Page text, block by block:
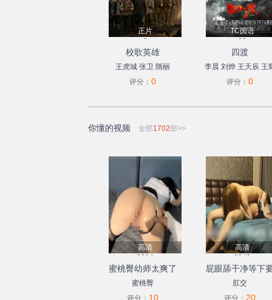
正片
0
校歌英雄
王虎城 张卫 隋丽
评分： 0
TC国语
80
四渡
李晨 刘烨 王天辰 王
许魏洲 王志飞
评分： 0
你懂的视频 全部1702部>>
高清
3314
蜜桃臀幼师太爽了
蜜桃臀
评分： 10
高清
2849
屁眼舔干净等下
肛交
肛交
评分： 20